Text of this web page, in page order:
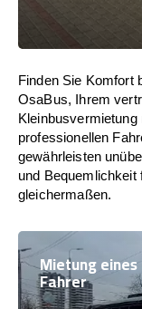
Finden Sie Komfort
OsaBus, Ihrem
professionellen
gewährleisten
und Bequemlichkeit
gleichermaßen.
Mietung
Fahrer